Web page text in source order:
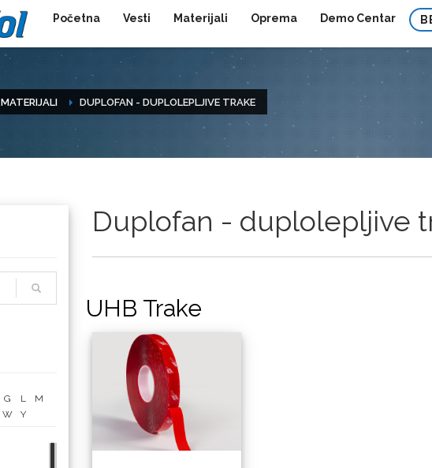
Početna Vesti Materijali Oprema Demo Centar
MATERIJALI DUPLOFAN - DUPLOLEPLJIVE TRAKE
Duplofan - duplolepljive
UHB Trake
G L
M
W Y